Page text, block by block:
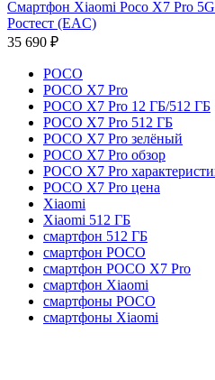
Смартфон Xiaomi Poco X7 Pro
Ростест (EAC)
35 690 ₽
POCO
POCO X7 Pro
POCO X7 Pro 12 ГБ/512 ГБ
POCO X7 Pro 512 ГБ
POCO X7 Pro зелёный
POCO X7 Pro обзор
POCO X7 Pro
POCO X7 Pro цена
Xiaomi
Xiaomi 512 ГБ
смартфон 512 ГБ
смартфон POCO
смартфон POCO X7 Pro
смартфон Xiaomi
смартфоны POCO
смартфоны Xiaomi